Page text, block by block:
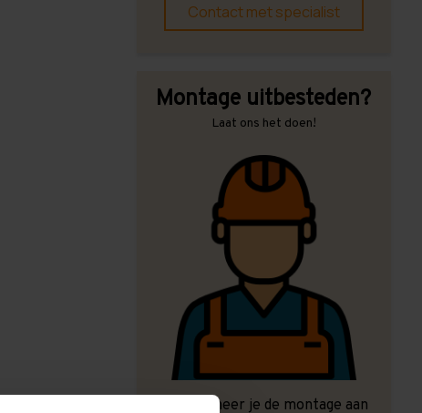
Contact met specialist
Montage uitbesteden?
Laat ons het doen!
Ook wanneer je de montage aan